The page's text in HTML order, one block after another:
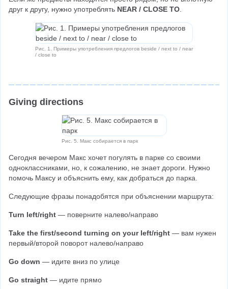
друг к другу, нужно употреблять NEAR / CLOSE TO
Рис. 1. Примеры употребления предлогов beside / next to / near
/ close to
Giving directions
Рис. 5. Макс собирается в парк
Сегодня вечером Макс хочет погулять в парке со своими
одноклассниками, но, к сожалению, не знает дороги. Нужно
помочь Максу и объяснить ему, как добраться до парка.
Следующие фразы понадобятся при объяснении маршрута:
Turn left/right — поверните налево/направо
Take the first/second turning on your left/right — вам нужен
первый/второй поворот налево/направо
Go down — идите вниз по улице
Go straight — идите прямо